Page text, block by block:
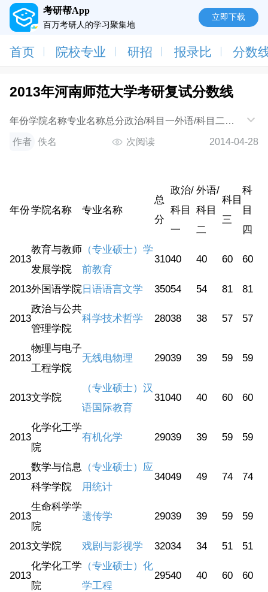
考研帮App
百万考研人的学习聚集地
立即下载
首页 院校专业 研招 报录比 分数
2013年河南师范大学考研复试分数线
年份学院名称专业名称总分政治/科目一外语/科目二科
目三科目四2013教育与教师发展学院（专业硕士）学前
教育310404060602013外国语学院日语语言文学35054
作者 佚名 次阅读 2014-04-28
年份学院名称 专业名称
总
分
政治/
科目
一
外语/
科目
二
科目
三
科
目
四
2013
教育与教师
发展学院
（专业硕士）学
前教育
31040 40 60 60
2013外国语学院日语语言文学 35054 54 81 81
2013
政治与公共
管理学院
科学技术哲学 28038 38 57 57
2013
物理与电子
工程学院
无线电物理 29039 39 59 59
2013文学院
（专业硕士）汉
语国际教育
31040 40 60 60
2013
化学化工学
院
有机化学 29039 39 59 59
2013
数学与信息
科学学院
（专业硕士）应
用统计
34049 49 74 74
2013
生命科学学
院
遗传学 29039 39 59 59
2013文学院 戏剧与影视学 32034 34 51 51
2013
化学化工学
院
（专业硕士）化
学工程
29540 40 60 60